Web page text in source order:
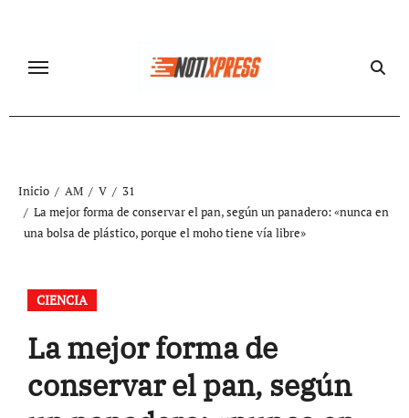
contenido
Inicio AM V
31
La mejor forma de conservar el pan, según un panadero: «nunca en
una bolsa de plástico, porque el moho tiene vía libre»
CIENCIA
La mejor forma de
conservar el pan, según